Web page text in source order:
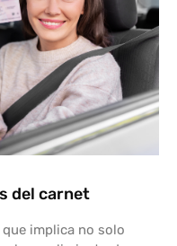
del carnet
implica no solo